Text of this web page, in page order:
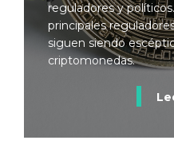
reguladores y
principales
siguen siendo
criptomonedas.